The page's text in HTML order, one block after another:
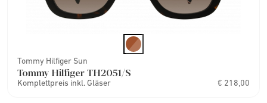
Tommy Hilfiger Sun
Tommy Hilfiger TH2051/S
Komplettpreis inkl. Gläser € 218,00